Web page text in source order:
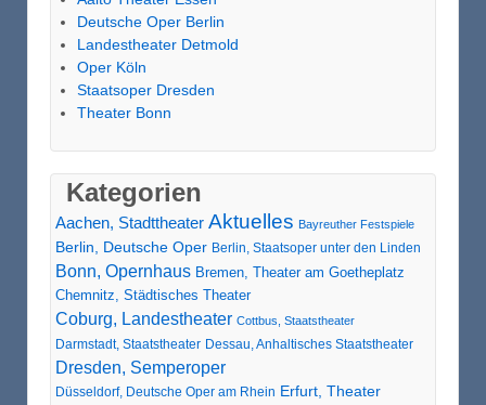
Deutsche Oper Berlin
Landestheater Detmold
Oper Köln
Staatsoper Dresden
Theater Bonn
Kategorien
Aachen, Stadttheater Aktuelles Bayreuther Festspiele
Berlin, Deutsche Oper Berlin, Staatsoper unter den Linden
Bonn, Opernhaus Bremen, Theater am Goetheplatz
Chemnitz, Städtisches Theater
Coburg, Landestheater Cottbus, Staatstheater
Darmstadt, Staatstheater Dessau, Anhaltisches Staatstheater
Dresden, Semperoper
Düsseldorf, Deutsche Oper am Rhein Erfurt, Theater